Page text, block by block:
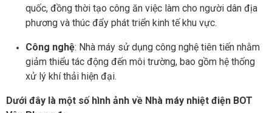
quốc, đồng thời tạo công ăn việc làm cho người dân địa
phương và thúc đẩy phát triển kinh tế khu vực.
Công nghệ: Nhà máy sử dụng công nghệ tiên tiến nhằm
giảm thiểu tác động đến môi trường, bao gồm hệ thống
xử lý khí thải hiện đại.
Dưới đây là một số hình ảnh về Nhà máy nhiệt điện BOT